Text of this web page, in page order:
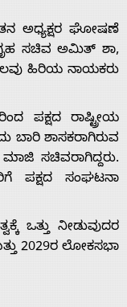
ಅಧ್ಯಕ್ಷರ ಘೋಷಣೆ
ಸಚಿವ ಅಮಿತ್ ಶಾ,
ಹಿರಿಯ ನಾಯಕರು
ಪಕ್ಷದ ರಾಷ್ಟ್ರೀಯ
ಬಾರಿ ಶಾಸಕರಾಗಿರುವ
ಸಚಿವರಾಗಿದ್ದರು.
ಪಕ್ಷದ ಸಂಘಟನಾ
ಒತ್ತು ನೀಡುವುದರ
2029ರ ಲೋಕಸಭಾ